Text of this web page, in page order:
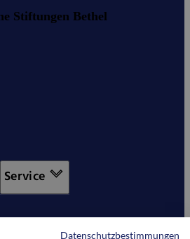
Stiftungen Bethel
Service
Datenschutzbestimmungen